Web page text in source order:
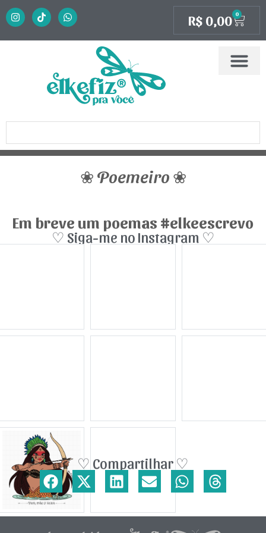
R$ 0,00 0
❀ Poemeiro ❀
Em breve um poemas #elkeescrevo
♡ Siga-me no Instagram ♡
♡ Compartilhar ♡